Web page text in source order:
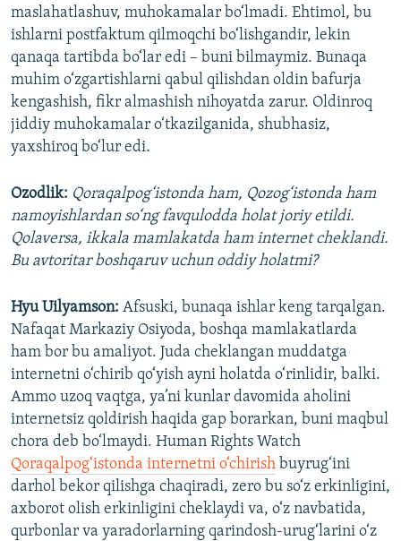
maslahatlashuv, muhokamalar bo‘lmadi. Ehtimol, bu
ishlarni postfaktum qilmoqchi bo‘lishgandir, lekin
qanaqa tartibda bo‘lar edi – buni bilmaymiz. Bunaqa
muhim o‘zgartishlarni qabul qilishdan oldin bafurja
kengashish, fikr almashish nihoyatda zarur. Oldinroq
jiddiy muhokamalar o‘tkazilganida, shubhasiz,
yaxshiroq bo‘lur edi.
Ozodlik: Qoraqalpog‘istonda ham, Qozog‘istonda ham
namoyishlardan so‘ng favqulodda holat joriy etildi.
Qolaversa, ikkala mamlakatda ham internet cheklandi.
Bu avtoritar boshqaruv uchun oddiy holatmi?
Hyu Uilyamson: Afsuski, bunaqa ishlar keng tarqalgan.
Nafaqat Markaziy Osiyoda, boshqa mamlakatlarda
ham bor bu amaliyot. Juda cheklangan muddatga
internetni o‘chirib qo‘yish ayni holatda o‘rinlidir, balki.
Ammo uzoq vaqtga, ya’ni kunlar davomida aholini
internetsiz qoldirish haqida gap borarkan, buni maqbul
chora deb bo‘lmaydi. Human Rights Watch
Qoraqalpog‘istonda internetni o‘chirish buyrug‘ini
darhol bekor qilishga chaqiradi, zero bu so‘z erkinligini,
axborot olish erkinligini cheklaydi va, o‘z navbatida,
qurbonlar va yaradorlarning qarindosh-urug‘larini o‘z